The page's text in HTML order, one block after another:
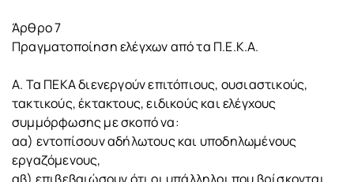
Άρθρο 7
Πραγματοποίηση ελέγχων από τα Π.Ε.Κ.Α.
Α. Τα ΠΕΚΑ διενεργούν επιτόπιους, ουσιαστικούς,
τακτικούς, έκτακτους, ειδικούς και ελέγχους
συμμόρφωσης με σκοπό να:
αα) εντοπίσουν αδήλωτους και υποδηλωμένους
εργαζόμενους,